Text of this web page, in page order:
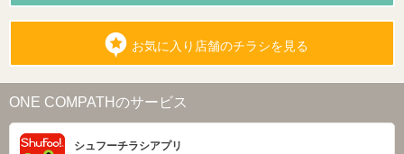
お気に入り店舗のチラシを見る
ONE COMPATHのサービス
シュフーチラシアプリ